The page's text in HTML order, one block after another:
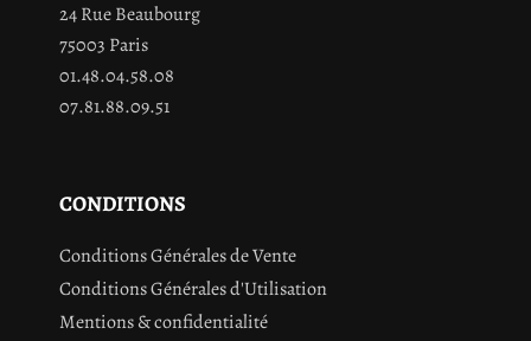
24 Rue Beaubourg
75003 Paris
01.48.04.58.08
07.81.88.09.51
CONDITIONS
Conditions Générales de Vente
Conditions Générales d'Utilisation
Mentions & confidentialité